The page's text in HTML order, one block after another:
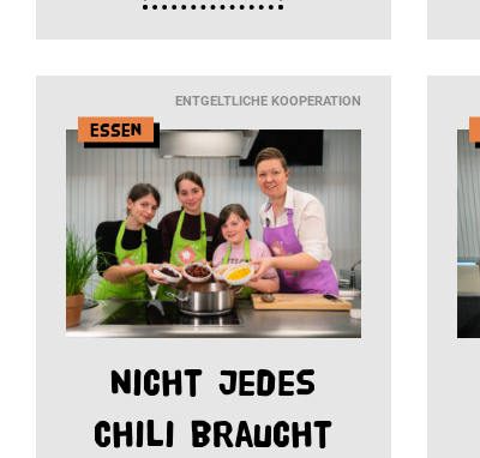
ENTGELTLICHE KOOPERATION
Essen
Nicht jedes
Chili braucht